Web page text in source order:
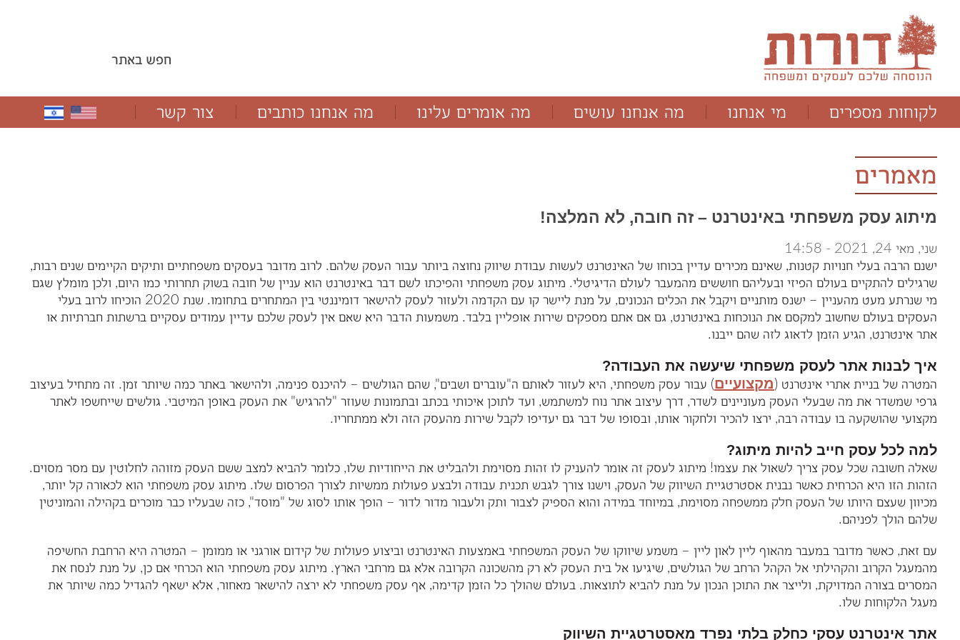
לקוחות מספרים מי אנחנו מה אנחנו עושים מה אומרים עלינו מה אנחנו כותבים צור קשר
מאמרים
מיתוג עסק משפחתי באינטרנט – זה חובה, לא המלצה!
שני, מאי 24, 2021 - 14:58
ישנם הרבה בעלי חנויות קטנות, שאינם מכירים עדיין בכוחו של האינטרנט לעשות עבודת שיווק נחוצה ביותר עבור העסק שלהם. לרוב מדובר בעסקים משפחתיים ותיקים הקיימים שנים רבות,
שרגילים להתקיים בעולם הפיזי ובעליהם חוששים מהמעבר לעולם הדיגיטלי. מיתוג עסק משפחתי והפיכתו לשם דבר באינטרנט הוא עניין של חובה בשוק תחרותי כמו היום, ולכן מומלץ שגם
מי שנרתע מעט מהעניין – ישנס מותניים ויקבל את הכלים הנכונים, על מנת ליישר קו עם הקדמה ולעזור לעסק להישאר דומיננטי בין המתחרים בתחומו. שנת 2020 הוכיחו לרוב בעלי
העסקים בעולם שחשוב למקסם את הנוכחות באינטרנט, גם אם אתם מספקים שירות אופליין בלבד. משמעות הדבר היא שאם אין לעסק שלכם עדיין עמודים עסקיים ברשתות חברתיות או
אתר אינטרנט, הגיע הזמן לדאוג לזה שהם ייבנו.
איך לבנות אתר לעסק משפחתי שיעשה את העבודה?
המטרה של בניית אתרי אינטרנט (מקצועיים) עבור עסק משפחתי, היא לעזור לאותם ה"עוברים ושבים", שהם הגולשים – להיכנס פנימה, ולהישאר באתר כמה שיותר זמן. זה מתחיל בעיצוב
גרפי שמשדר את מה שבעלי העסק מעוניינים לשדר, דרך עיצוב אתר נוח למשתמש, ועד לתוכן איכותי בכתב ובתמונות שעוזר "להרגיש" את העסק באופן המיטבי. גולשים שייחשפו לאתר
מקצועי שהושקעה בו עבודה רבה, ירצו להכיר ולחקור אותו, ובסופו של דבר גם יעדיפו לקבל שירות מהעסק הזה ולא ממתחריו.
למה לכל עסק חייב להיות מיתוג?
שאלה חשובה שכל עסק צריך לשאול את עצמו! מיתוג לעסק זה אומר להעניק לו זהות מסוימת ולהבליט את הייחודיות שלו, כלומר להביא למצב ששם העסק מזוהה לחלוטין עם מסר מסוים.
הזהות הזו היא הכרחית כאשר נבנית אסטרטגיית השיווק של העסק, וישנו צורך לגבש תכנית עבודה ולבצע פעולות ממשיות לצורך הפרסום שלו. מיתוג עסק משפחתי הוא לכאורה קל יותר,
מכיוון שעצם היותו של העסק חלק ממשפחה מסוימת, במיוחד במידה והוא הספיק לצבור ותק ולעבור מדור לדור – הופך אותו לסוג של "מוסד", כזה שבעליו כבר מוכרים בקהילה והמוניטין
שלהם הולך לפניהם.
עם זאת, כאשר מדובר במעבר מהאוף ליין לאון ליין – משמע שיווקו של העסק המשפחתי באמצעות האינטרנט וביצוע פעולות של קידום אורגני או ממומן – המטרה היא הרחבת החשיפה
מהמעגל הקרוב והקהילתי אל הקהל הרחב של הגולשים, שיגיעו אל בית העסק לא רק מהשכונה הקרובה אלא גם מרחבי הארץ. מיתוג עסק משפחתי הוא הכרחי אם כן, על מנת לנסח את
המסרים בצורה המדויקת, ולייצר את התוכן הנכון על מנת להביא לתוצאות. בעולם שהולך כל הזמן קדימה, אף עסק משפחתי לא ירצה להישאר מאחור, אלא ישאף להגדיל כמה שיותר את
מעגל הלקוחות שלו.
אתר אינטרנט עסקי כחלק בלתי נפרד מאסטרטגיית השיווק